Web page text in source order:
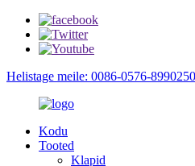
Helistage meile: 0086-0576-
Kodu
Tooted
Klapid